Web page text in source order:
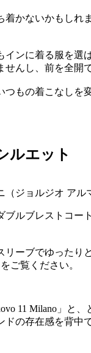
かないかもしれ
インに着る服を
んし、前を全開
もの着こなしを
ルエット
ジョルジオ アル
ルブレストコ
ーブでゆった
ご覧ください。
11 Milano」と
の存在感を背中